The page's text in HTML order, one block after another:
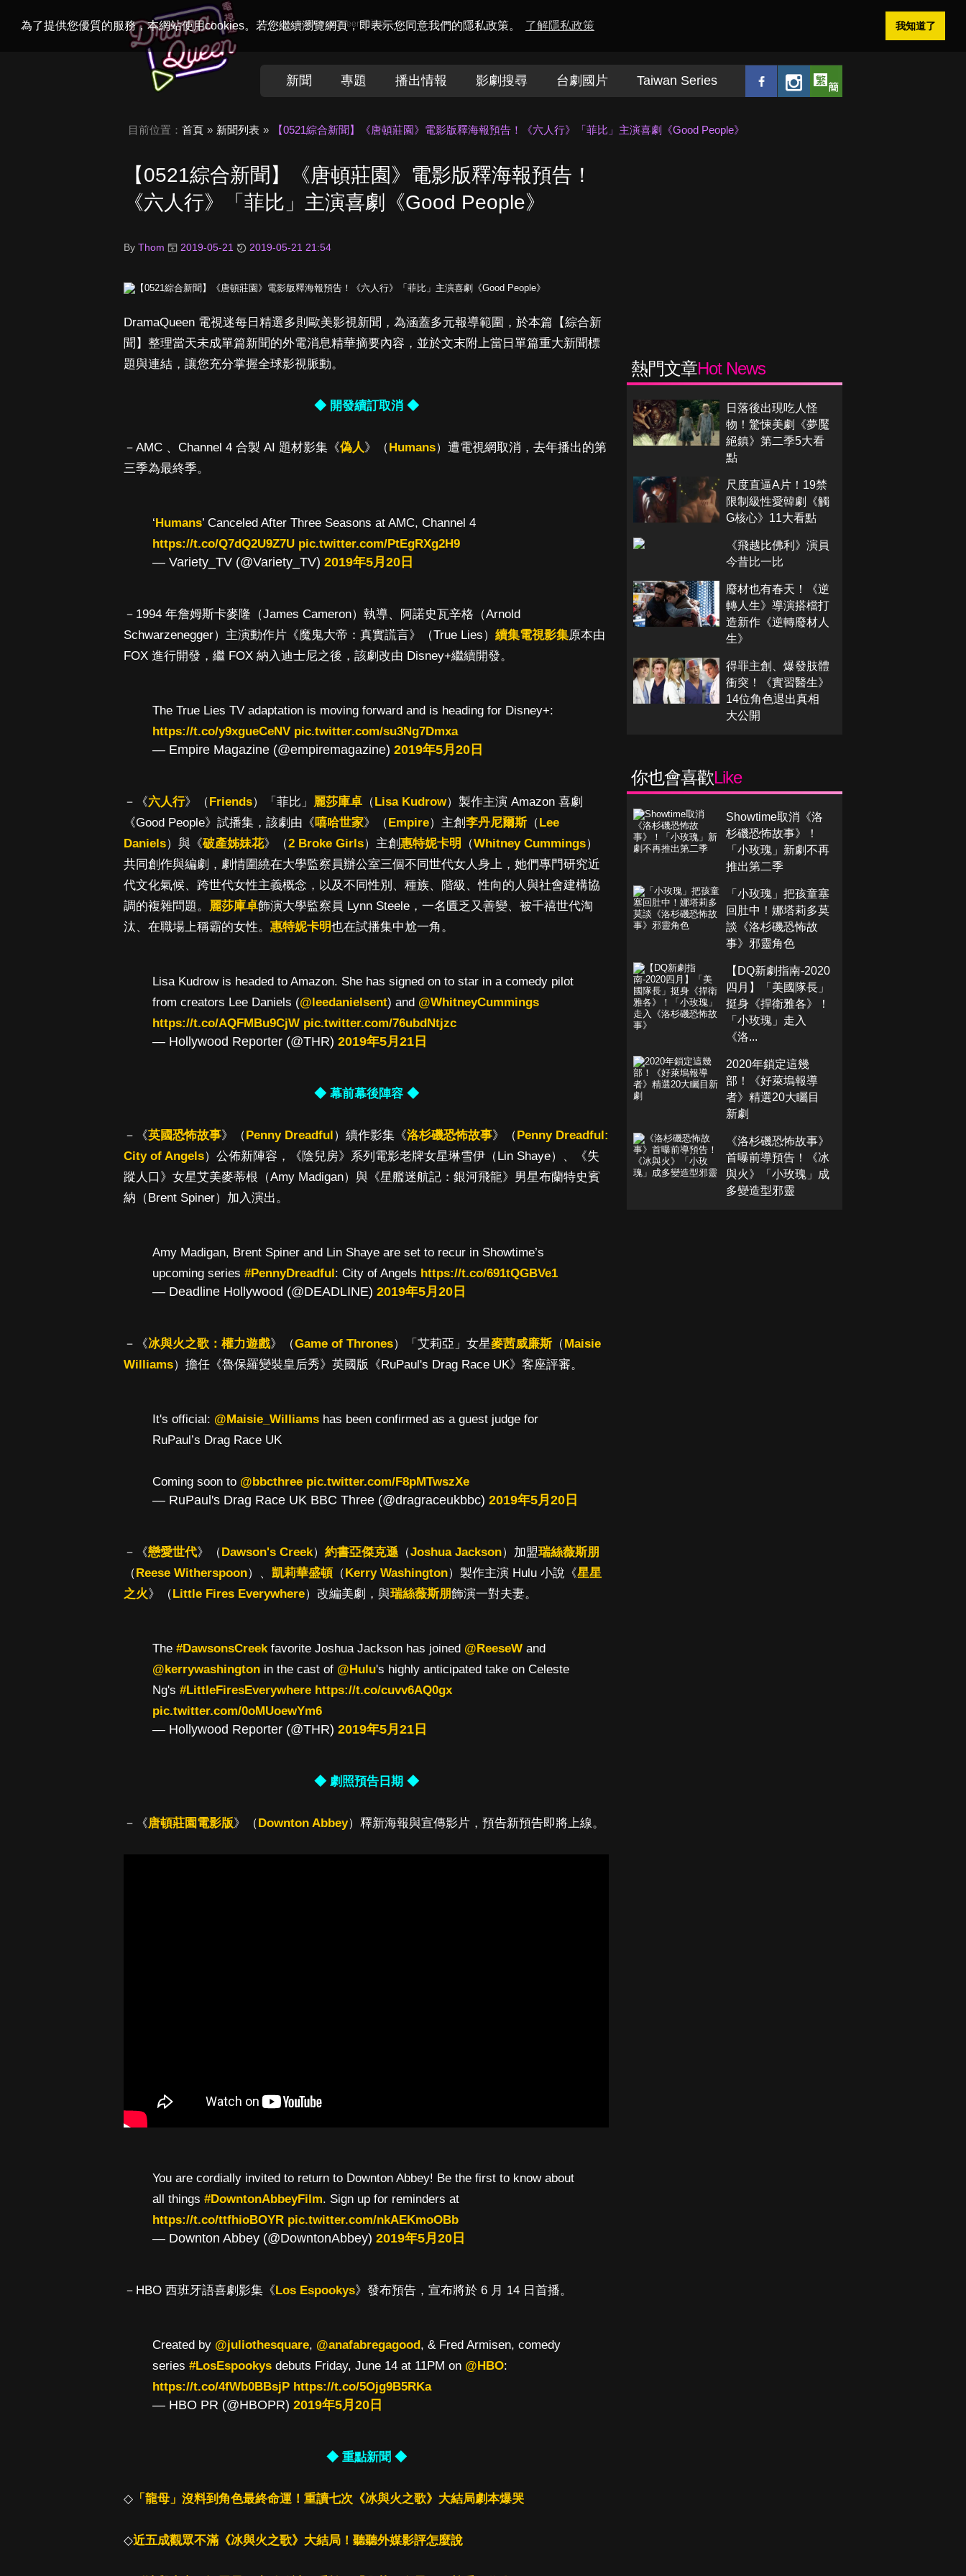
為了提供您優質的服務，本網站使用cookies。若您繼續瀏覽網頁，即表示您同意我們的隱私政策。 了解隱私政策 我知道了
Welcome toDramaQueen電視迷
新聞 專題 播出情報 影劇搜尋 台劇國片 Taiwan Series
目前位置： 首頁 新聞列表 【0521綜合新聞】《唐頓莊園》電影版釋海報預告！《六人行》「菲比」主演喜劇《Good People》
【0521綜合新聞】《唐頓莊園》電影版釋海報預告！
《六人行》「菲比」主演喜劇《Good People》
By Thom 2019-05-21 2019-05-21 21:54
DramaQueen 電視迷每日精選多則歐美影視新聞，為涵蓋多元報導範圍，於本篇【綜合新
聞】整理當天未成單篇新聞的外電消息精華摘要內容，並於文末附上當日單篇重大新聞標
題與連結，讓您充分掌握全球影視脈動。
◆ 開發續訂取消 ◆
－AMC 、Channel 4 合製 AI 題材影集《偽人》（Humans）遭電視網取消，去年播出的第
三季為最終季。
‘Humans’ Canceled After Three Seasons at AMC, Channel 4
https://t.co/Q7dQ2U9Z7U pic.twitter.com/PtEgRXg2H9
— Variety_TV (@Variety_TV) 2019年5月20日
－1994 年詹姆斯卡麥隆（James Cameron）執導、阿諾史瓦辛格（Arnold
Schwarzenegger）主演動作片《魔鬼大帝：真實謊言》（True Lies） 續集電視影集原本由
FOX 進行開發，繼 FOX 納入迪士尼之後，該劇改由 Disney+繼續開發。
The True Lies TV adaptation is moving forward and is heading for Disney+:
https://t.co/y9xgueCeNV pic.twitter.com/su3Ng7Dmxa
— Empire Magazine (@empiremagazine) 2019年5月20日
－《六人行》（Friends）「菲比」 麗莎庫卓 （Lisa Kudrow）製作主演 Amazon 喜劇
《Good People》試播集，該劇由《嘻哈世家》（Empire）主創李丹尼爾斯（Lee
Daniels）與《破產姊妹花》（2 Broke Girls）主創惠特妮卡明 （Whitney Cummings）
共同創作與編劇，劇情圍繞在大學監察員辦公室三個不同世代女人身上，她們專門研究近
代文化氣候、跨世代女性主義概念，以及不同性別、種族、階級、性向的人與社會建構協
調的複雜問題。 麗莎庫卓飾演大學監察員 Lynn Steele，一名匱乏又善變、被千禧世代淘
汰、在職場上稱霸的女性。 惠特妮卡明也在試播集中尬一角。
Lisa Kudrow is headed to Amazon. She has signed on to star in a comedy pilot
from creators Lee Daniels (@leedanielsent) and @WhitneyCummings
https://t.co/AQFMBu9CjW pic.twitter.com/76ubdNtjzc
— Hollywood Reporter (@THR) 2019年5月21日
◆ 幕前幕後陣容 ◆
－《英國恐怖故事》（Penny Dreadful）續作影集《洛杉磯恐怖故事》（Penny Dreadful:
City of Angels）公佈新陣容，《陰兒房》系列電影老牌女星琳雪伊（Lin Shaye）、《失
蹤人口》女星艾美麥蒂根（Amy Madigan）與《星艦迷航記：銀河飛龍》男星布蘭特史賓
納（Brent Spiner）加入演出。
Amy Madigan, Brent Spiner and Lin Shaye are set to recur in Showtime’s
upcoming series #PennyDreadful: City of Angels https://t.co/691tQGBVe1
— Deadline Hollywood (@DEADLINE) 2019年5月20日
－《冰與火之歌：權力遊戲》（Game of Thrones）「艾莉亞」女星麥茜威廉斯（Maisie
Williams）擔任《魯保羅變裝皇后秀》英國版《RuPaul's Drag Race UK》客座評審。
It's official: @Maisie_Williams has been confirmed as a guest judge for
RuPaul’s Drag Race UK
Coming soon to @bbcthree pic.twitter.com/F8pMTwszXe
— RuPaul's Drag Race UK BBC Three (@dragraceukbbc) 2019年5月20日
－《戀愛世代》（Dawson's Creek） 約書亞傑克遜 （Joshua Jackson）加盟瑞絲薇斯朋
（Reese Witherspoon）、 凱莉華盛頓（Kerry Washington）製作主演 Hulu 小說《星星
之火》（Little Fires Everywhere）改編美劇，與瑞絲薇斯朋飾演一對夫妻。
The #DawsonsCreekfavorite Joshua Jackson has joined @ReeseW and
@kerrywashington in the cast of @Hulu's highly anticipated take on Celeste
Ng's #LittleFiresEverywhere https://t.co/cuvv6AQ0gx
pic.twitter.com/0oMUoewYm6
— Hollywood Reporter (@THR) 2019年5月21日
◆ 劇照預告日期 ◆
－《唐頓莊園電影版》（Downton Abbey）釋新海報與宣傳影片，預告新預告即將上線。
You are cordially invited to return to Downton Abbey! Be the first to know about
all things #DowntonAbbeyFilm. Sign up for reminders at
https://t.co/ttfhioBOYR pic.twitter.com/nkAEKmoOBb
— Downton Abbey (@DowntonAbbey) 2019年5月20日
－HBO 西班牙語喜劇影集《Los Espookys》發布預告，宣布將於 6 月 14 日首播。
Created by @juliothesquare, @anafabregagood, & Fred Armisen, comedy
series #LosEspookys debuts Friday, June 14 at 11PM on @HBO:
https://t.co/4fWb0BBsjP https://t.co/5Ojg9B5RKa
— HBO PR (@HBOPR) 2019年5月20日
◆ 重點新聞 ◆
◇ 「龍母」沒料到角色最終命運！重讀七次《冰與火之歌》大結局劇本爆哭
◇近五成觀眾不滿《冰與火之歌》大結局！聽聽外媒影評怎麼說
熱門文章Hot News
日落後出現吃人怪
物！驚悚美劇《夢魘
絕鎮》第二季5大看
點
尺度直逼A片！19禁
限制級性愛韓劇《觸
G核心》11大看點
《飛越比佛利》演員
今昔比一比
廢材也有春天！《逆
轉人生》導演搭檔打
造新作《逆轉廢材人
生》
得罪主創、爆發肢體
衝突！《實習醫生》
14位角色退出真相
大公開
你也會喜歡Like
Showtime取消《洛
杉磯恐怖故事》！
「小玫瑰」新劇不再
推出第二季
「小玫瑰」把孩童塞
回肚中！娜塔莉多莫
談《洛杉磯恐怖故
事》邪靈角色
【DQ新劇指南-2020
四月】「美國隊長」
挺身《捍衛雅各》！
「小玫瑰」走入
《洛...
2020年鎖定這幾
部！《好萊塢報導
者》精選20大矚目
新劇
《洛杉磯恐怖故事》
首曝前導預告！《冰
與火》「小玫瑰」成
多變造型邪靈